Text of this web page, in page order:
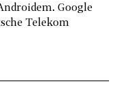
Google
Telekom